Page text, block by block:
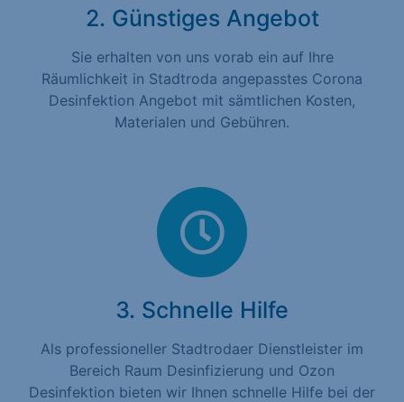
2. Günstiges Angebot
Sie erhalten von uns vorab ein auf Ihre
Räumlichkeit in Stadtroda angepasstes Corona
Desinfektion Angebot mit sämtlichen Kosten,
Materialen und Gebühren.
3. Schnelle Hilfe
Als professioneller Stadtrodaer Dienstleister im
Bereich Raum Desinfizierung und Ozon
Desinfektion bieten wir Ihnen schnelle Hilfe bei der